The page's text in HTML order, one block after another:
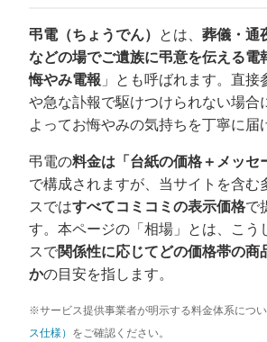
弔電（ちょうでん） とは、 葬儀・通
などの場でご遺族に弔意を伝える電
悔やみ電報 」とも呼ばれます。直接
や急な訃報で駆けつけられない場合
よってお悔やみの気持ちを丁寧に届
弔電の料金は「台紙の価格＋メッセ
で構成されますが、当サイトを含む
スではすべてコミコミの表示価格で
す。本ページの「相場」とは、こう
スで関係性に応じてどの価格帯の商
かの目安を指します。
※サービス提供事業者が明示する料金体系につ
ス仕様） をご確認ください。